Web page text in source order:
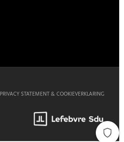
PRIVACY STATEMENT & COOKIEVERKLARING